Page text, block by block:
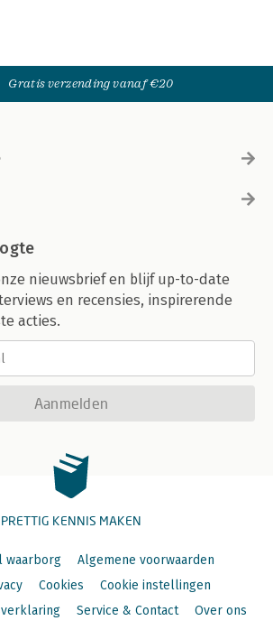
Gratis verzending vanaf €20
nieuwsbrief en blijf up-to-date
en recensies, inspirerende
acties.
Aanmelden
PRETTIG KENNIS MAKEN
waarborg
Algemene voorwaarden
Cookies
Cookie instellingen
Service & Contact Over ons